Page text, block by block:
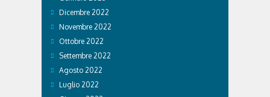
Dicembre 2022
Novembre 2022
Ottobre 2022
Settembre 2022
Agosto 2022
Luglio 2022